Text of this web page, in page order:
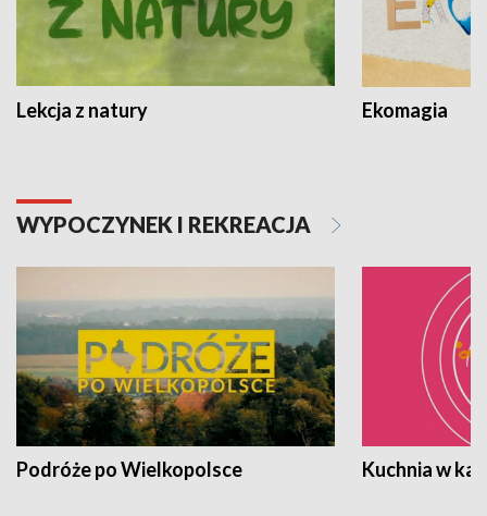
Lekcja z natury Ekomagia
WYPOCZYNEK I REKREACJA
Podróże po Wielkopolsce Kuchnia w